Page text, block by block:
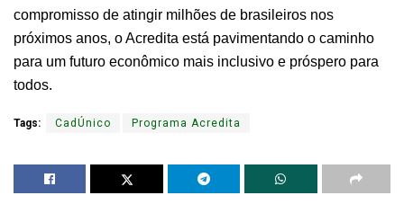
compromisso de atingir milhões de brasileiros nos
próximos anos, o Acredita está pavimentando o caminho
para um futuro econômico mais inclusivo e próspero para
todos.
Tags: CadÚnico Programa Acredita